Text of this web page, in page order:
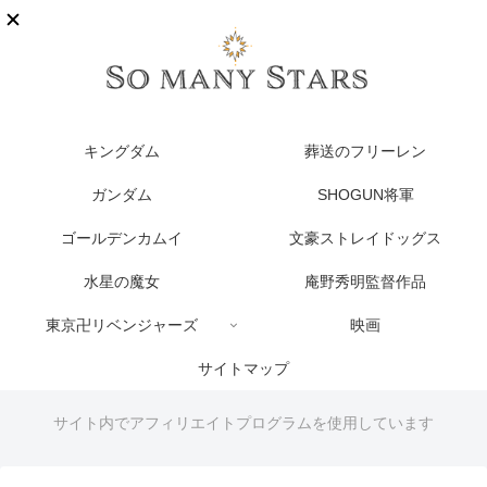
キングダム 葬送のフリーレン
ガンダム SHOGUN将軍
ゴールデンカムイ 文豪ストレイドッグス
水星の魔女 庵野秀明監督作品
東京卍リベンジャーズ 映画
サイトマップ
サイト内でアフィリエイトプログラムを使用しています